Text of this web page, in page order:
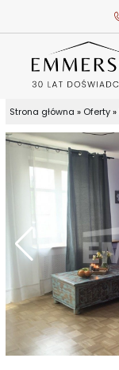
Strona główna » Oferty»